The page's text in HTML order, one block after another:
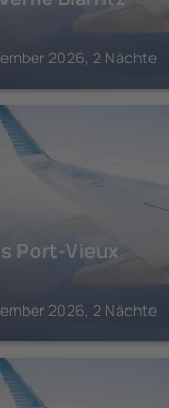
2026, 2 Nächte
Port-Vieux
2026, 2 Nächte